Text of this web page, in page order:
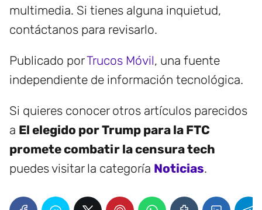
multimedia. Si tienes alguna inquietud,
contáctanos para revisarlo.
Publicado porTrucos Móvil, una fuente
independiente de información tecnológica.
Si quieres conocer otros artículos parecidos
a El elegido por Trump para la FTC
promete combatir la censura tech
puedes visitar la categoría Noticias.